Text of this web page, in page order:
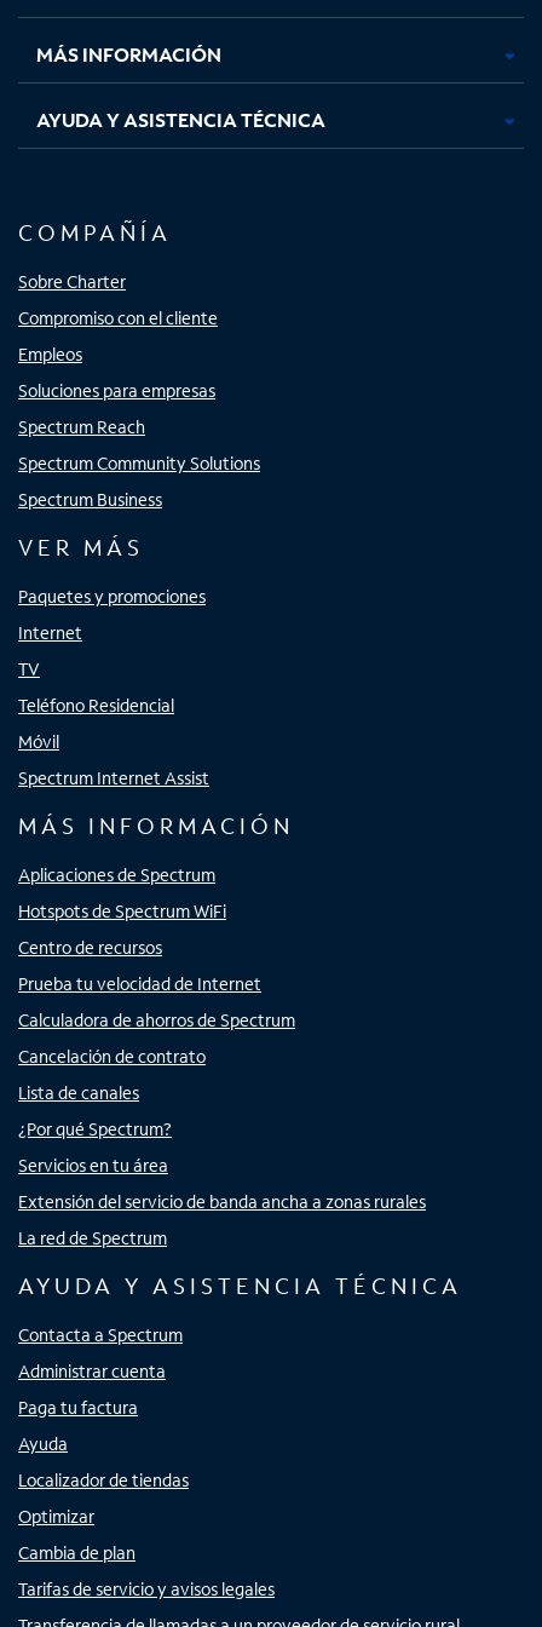
nuevanuevanuevanueva
MÁS INFORMACIÓN
AYUDA Y ASISTENCIA TÉCNICA
COMPAÑÍA
Sobre Charter
Compromiso con el cliente
Empleos
Soluciones para empresas
Spectrum Reach
Spectrum Community Solutions
Spectrum Business
VER MÁS
Paquetes y promociones
Internet
TV
Teléfono Residencial
Móvil
Spectrum Internet Assist
MÁS INFORMACIÓN
Aplicaciones de Spectrum
Hotspots de Spectrum WiFi
Centro de recursos
Prueba tu velocidad de Internet
Calculadora de ahorros de Spectrum
Cancelación de contrato
Lista de canales
¿Por qué Spectrum?
Servicios en tu área
Extensión del servicio de banda ancha a zonas rurales
La red de Spectrum
AYUDA Y ASISTENCIA TÉCNICA
Contacta a Spectrum
Administrar cuenta
Paga tu factura
Ayuda
Localizador de tiendas
Optimizar
Cambia de plan
Tarifas de servicio y avisos legales